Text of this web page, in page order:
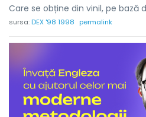
Care se obține din vinil, pe bază
sursa:DEX '98 1998 permalink